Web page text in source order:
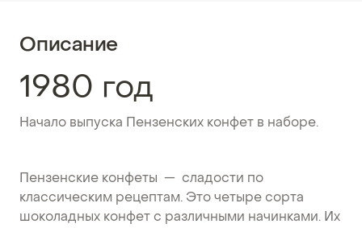
Описание
1980 год
Начало выпуска Пензенских конфет в наборе.
Пензенские конфеты — сладости по
классическим рецептам. Это четыре сорта
шоколадных конфет с различными начинками. Их